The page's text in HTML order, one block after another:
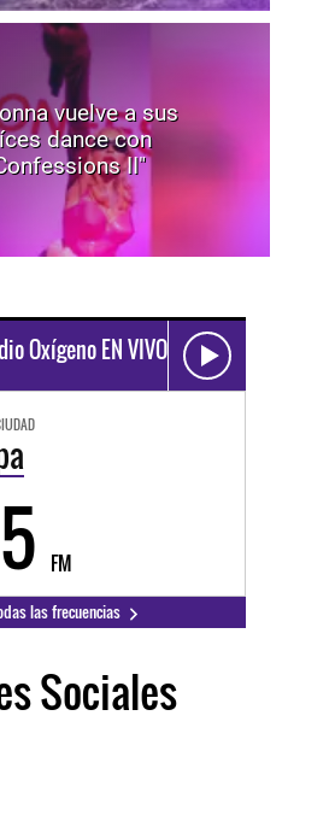
vuelve a sus
dance con
II"
Oxígeno EN VIVO
FM
las frecuencias
Sociales